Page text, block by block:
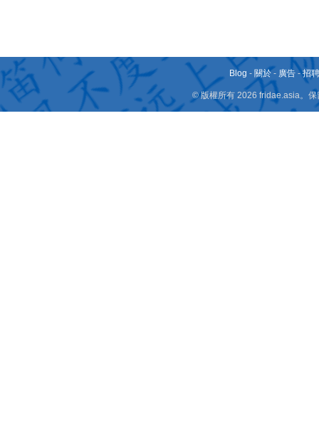
Blog - 關於 - 廣告 -招
© 版權所有 2026 fridae.asia。